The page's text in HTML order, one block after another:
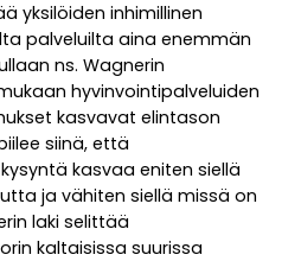
yksilöiden inhimillinen
palveluilta aina enemmän
ns. Wagnerin
hyvinvointipalveluiden
kasvavat elintason
siinä, että
kasvaa eniten siellä
ja vähiten siellä missä on
laki selittää
kaltaisissa suurissa